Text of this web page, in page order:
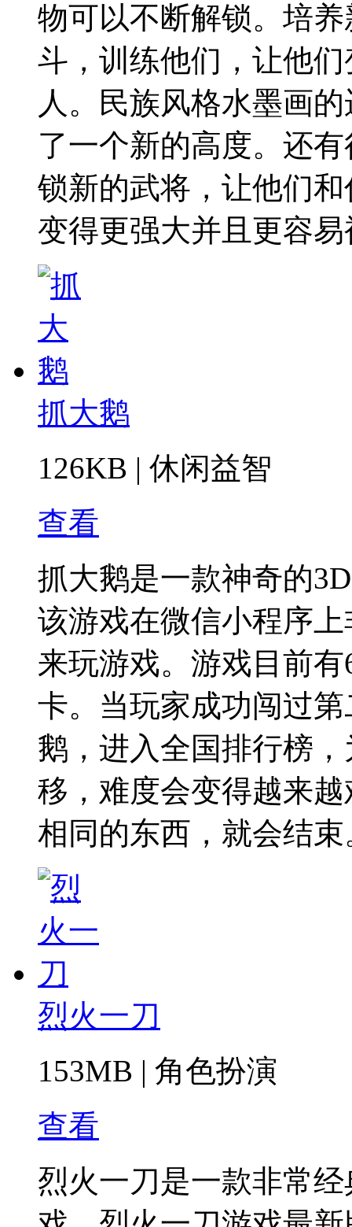
物可以不断解锁。培
斗，训练他们，让他
人。民族风格水墨画
了一个新的高度。还
锁新的武将，让他们
变得更强大并且更容
抓大鹅
126KB | 休闲益智
查看
抓大鹅是一款神奇的
该游戏在微信小程序
来玩游戏。游戏目前
卡。当玩家成功闯过
鹅，进入全国排行榜
移，难度会变得越来
相同的东西，就会结束
烈火一刀
153MB | 角色扮演
查看
烈火一刀是一款非常